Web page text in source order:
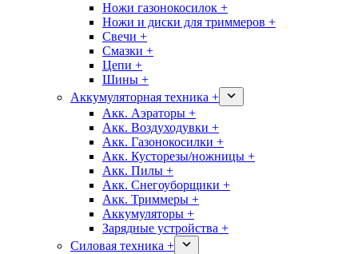
Ножи газонокосилок +
Ножи и диски для триммеров +
Свечи +
Смазки +
Цепи +
Шины +
Аккумуляторная техника +
Акк. Аэраторы +
Акк. Воздуходувки +
Акк. Газонокосилки +
Акк. Кусторезы/ножницы +
Акк. Пилы +
Акк. Снегоуборщики +
Акк. Триммеры +
Аккумуляторы +
Зарядные устройства +
Силовая техника +